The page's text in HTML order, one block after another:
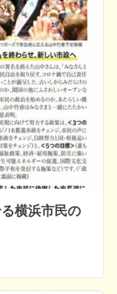
横浜市民の